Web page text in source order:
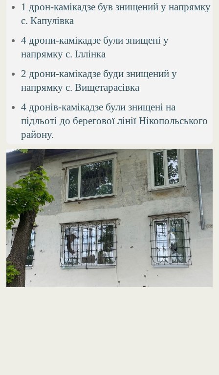
1 дрон-камікадзе був знищений у напрямку
с. Капулівка
4 дрони-камікадзе були знищені у
напрямку с. Іллінка
2 дрони-камікадзе буди знищений у
напрямку с. Вищетарасівка
4 дронів-камікадзе були знищені на
підльоті до берегової лінії Нікопольського
району.